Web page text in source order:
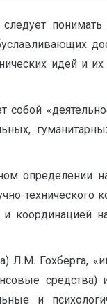
идей и
собой
определении
технического
координацией
Л.М. Гохберга,
средства)
и